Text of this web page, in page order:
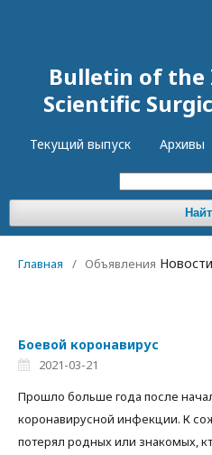
Bulletin of
Scientific
Текущий выпуск Архивы
Главная / Объявления
Боевой коронавирус
2021-03-21
Прошло больше года после
коронавирусной инфекции. К
потерял родных или знакомых,